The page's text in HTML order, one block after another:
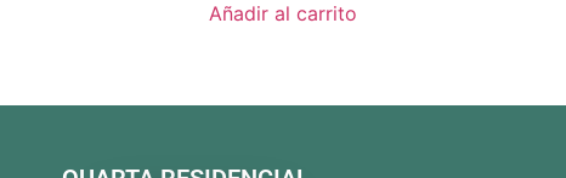
Añadir al carrito